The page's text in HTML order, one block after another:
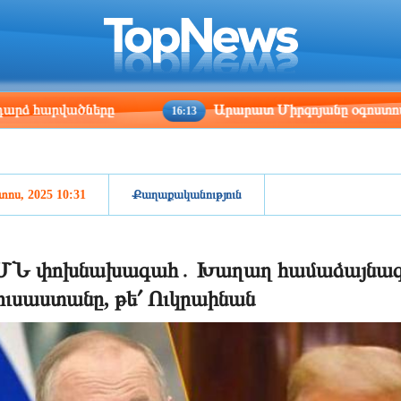
Los Angeles
05:52
Beijing
20:52
16:13 Արարատ Միրզոյանը օգոստոսի 10-14-ը
2025 10:31 Քաղաքականություն
փոխնախագահ․ Խաղաղ համաձայնագրի
թե՛ Ուկրաինան